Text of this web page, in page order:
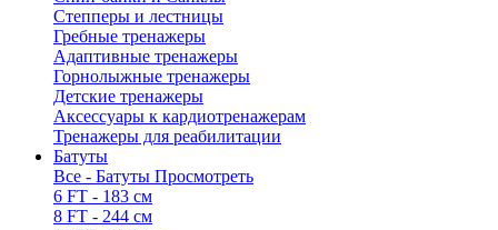
Степперы и лестницы
Гребные тренажеры
Адаптивные тренажеры
Горнолыжные тренажеры
Детские тренажеры
Аксессуары к кардиотренажерам
Тренажеры для реабилитации
Батуты
Все - Батуты Просмотреть
6 FT - 183 см
8 FT - 244 см